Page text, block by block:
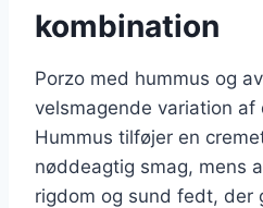
kombination
Porzo med hummus og
velsmagende variation af
Hummus tilføjer en
nøddeagtig smag, mens
rigdom og sund fedt, der